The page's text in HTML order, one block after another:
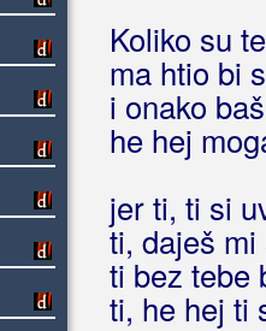
Koliko su
ma htio bi
i onako
he hej
jer ti, ti si
ti, daješ
ti bez tebe
ti, he hej ti